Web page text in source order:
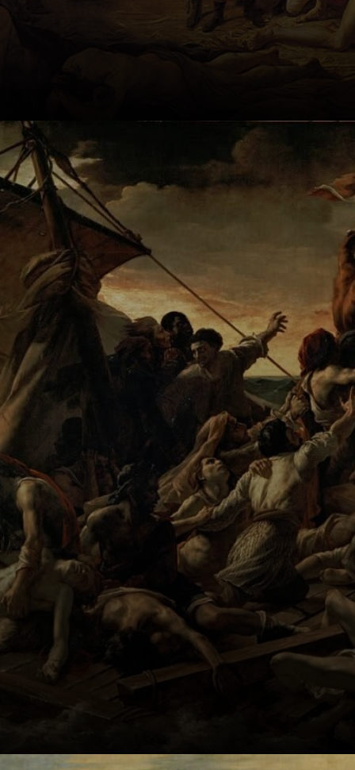
Goya nos muestra
su talento para
desentrañar el
espíritu humano
en obras como El
barco de esclavos
y La matanza de
Quíos.